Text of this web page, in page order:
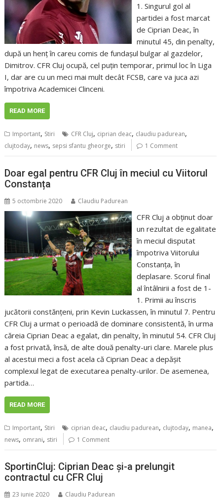
1. Singurul gol al
partidei a fost marcat
de Ciprian Deac, în
minutul 45, din penalty,
după un henț în careu comis de fundașul bulgar al gazdelor,
Dimitrov. CFR Cluj ocupă, cel puțin temporar, primul loc în Liga
I, dar are cu un meci mai mult decât FCSB, care va juca azi
împotriva Academicei Clinceni.
READ MORE
Important, Stiri CFR Cluj, ciprian deac, claudiu padurean,
clujtoday, news, sepsi sfantu gheorge, stiri 1 Comment
Doar egal pentru CFR Cluj în meciul cu Viitorul
Constanța
5 octombrie 2020 Claudiu Padurean
CFR Cluj a obținut doar
un rezultat de egalitate
în meciul disputat
împotriva Viitorului
Constanța, în
deplasare. Scorul final
al întâlnirii a fost de 1-
1. Primii au înscris
jucătorii constănțeni, prin Kevin Luckassen, în minutul 7. Pentru
CFR Cluj a urmat o perioadă de dominare consistentă, în urma
căreia Ciprian Deac a egalat, din penalty, în minutul 54. CFR Cluj
a fost privată, însă, de alte două penalty-uri clare. Marele plus
al acestui meci a fost acela că Ciprian Deac a depășit
complexul legat de executarea penalty-urilor. De asemenea,
partida…
READ MORE
Important, Stiri ciprian deac, claudiu padurean, clujtoday, manea,
news, omrani, stiri 1 Comment
SportinCluj: Ciprian Deac și-a prelungit
contractul cu CFR Cluj
23 iunie 2020 Claudiu Padurean